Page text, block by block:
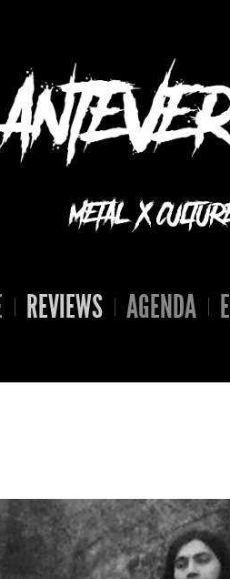
REVIEWS AGENDA